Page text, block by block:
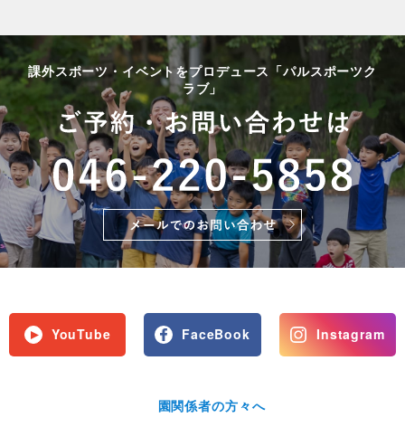
課外スポーツ・イベントをプロデュース「パルスポーツク
ラブ」
YouTube FaceBook Instagram
園関係者の方々へ